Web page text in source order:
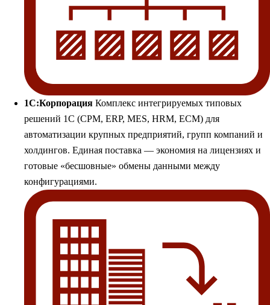
1С:Корпорация Комплекс интегрируемых типовых
решений 1С (CPM, ERP, MES, HRM, ECM) для
автоматизации крупных предприятий, групп компаний и
холдингов. Единая поставка — экономия на лицензиях и
готовые «бесшовные» обмены данными между
конфигурациями.